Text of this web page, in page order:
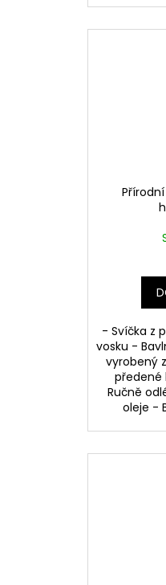
- Svíčka z
vosku -
vyrobený
předené
Ručně
oleje -